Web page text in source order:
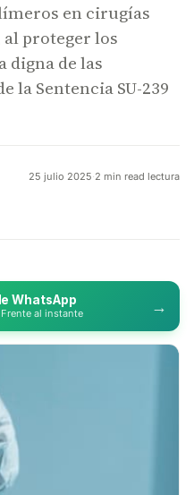
en cirugías
proteger los
digna de las
la Sentencia SU-239
25 julio 2025·2 min read lectura
WhatsApp
al instante →